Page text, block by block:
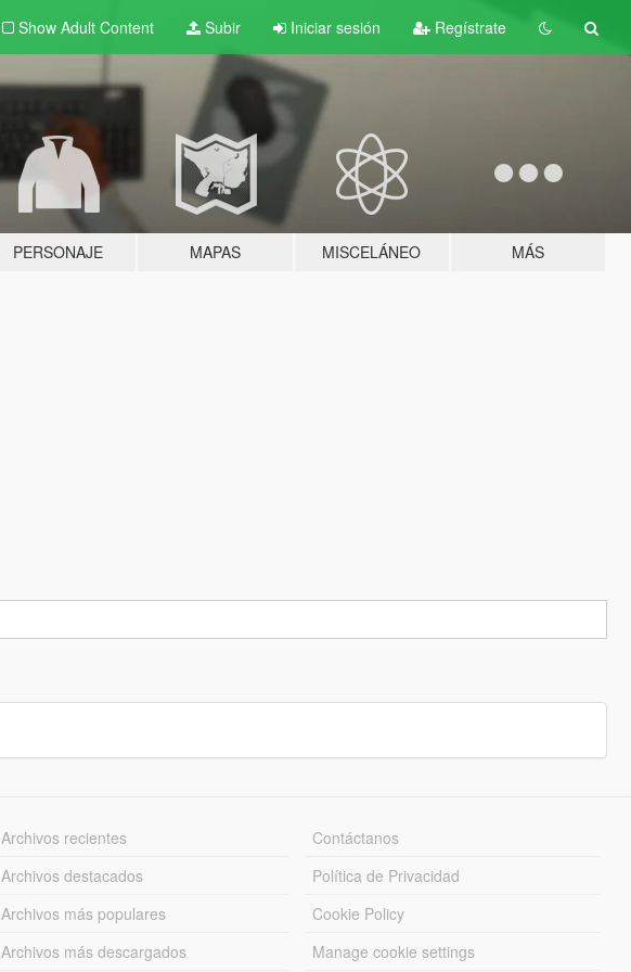
Show Adult Content Subir Iniciar sesión Regístrate
PERSONAJE MAPAS MISCELÁNEO MÁS
Archivos recientes
Archivos destacados
Archivos más populares
Archivos más descargados
Contáctanos
Política de Privacidad
Cookie Policy
Manage cookie settings